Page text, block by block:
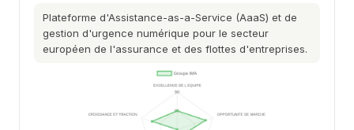
Plateforme d'Assistance-as-a-Service (AaaS) et de
gestion d'urgence numérique pour le secteur
européen de l'assurance et des flottes d'entreprises.